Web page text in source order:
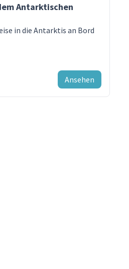
Antarktischen
in die Antarktis an Bord
Ansehen